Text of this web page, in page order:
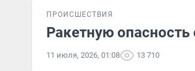
ПРОИСШЕСТВИЯ
Ракетную
11 июля, 2026, 01:08 13 710